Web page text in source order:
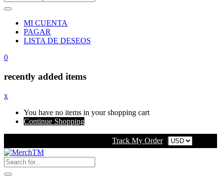
MI CUENTA
PAGAR
LISTA DE DESEOS
0
recently added items
x
You have no items in your shopping cart
Continue Shopping
Track My Order